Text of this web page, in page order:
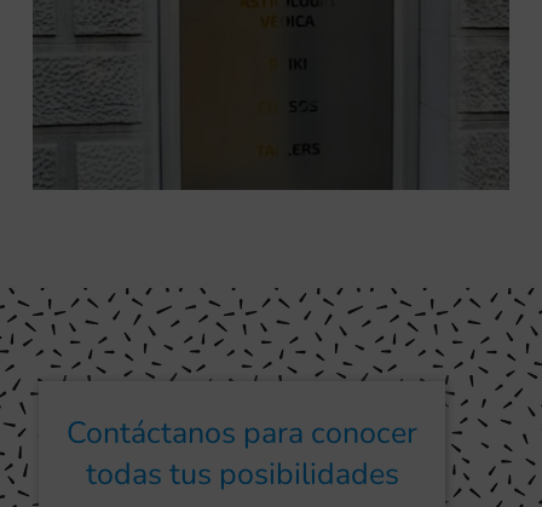
Contáctanos para conocer
todas tus posibilidades